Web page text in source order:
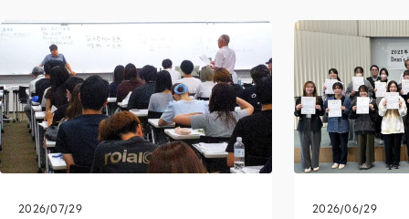
2026/07/29 2026/06/29